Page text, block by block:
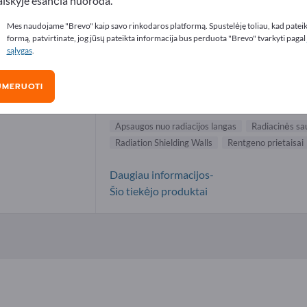
nuo radiacijos langas tiekėjai
Apsaugos nuo radiacijos langas Radiacinės
Radiation Shielding Walls
Rentgeno prietaisai
Daugiau informacijos-
Šio tiekėjo produktai
Mes naudojame "Brevo" kaip savo rinkodaros platformą. Spustelėję toliau, kad
formą, patvirtinate, jog jūsų pateikta informacija bus perduota "Brevo" tvarkyti pagal
sąlygas.